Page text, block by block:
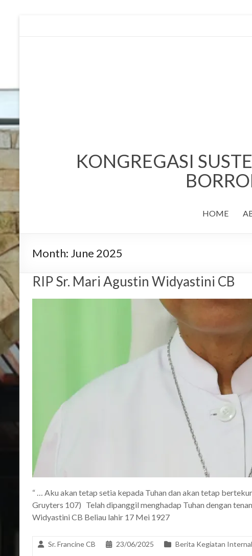
KONGREGASI
HOME
Month: June 2025
RIP Sr. Mari Agustin Widyastini CB
“ … Aku akan tetap setia kepada Tuhan dan akan tetap
Gruyters 107) Telah dipanggil menghadap Tuhan dengan
Widyastini CB Beliau lahir 17 Mei 1927
Sr. Francine CB 23/06/2025 Berita Kegiatan Internal